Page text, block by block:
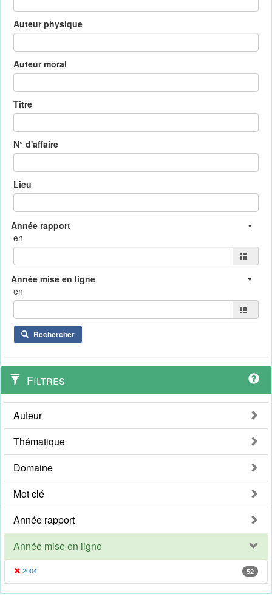
Auteur physique
Auteur moral
Titre
N° d'affaire
Lieu
en
en
Rechercher
Filtres
Auteur
Thématique
Domaine
Mot clé
Année rapport
Année mise en ligne
2004 52